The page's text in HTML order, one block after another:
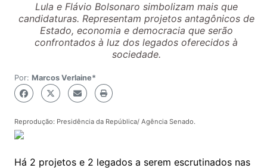
Lula e Flávio Bolsonaro simbolizam mais que
candidaturas. Representam projetos antagônicos de
Estado, economia e democracia que serão
confrontados à luz dos legados oferecidos à
sociedade.
Por: Marcos Verlaine*
Reprodução: Presidência da República/ Agência Senado.
Há 2 projetos e 2 legados a serem escrutinados nas